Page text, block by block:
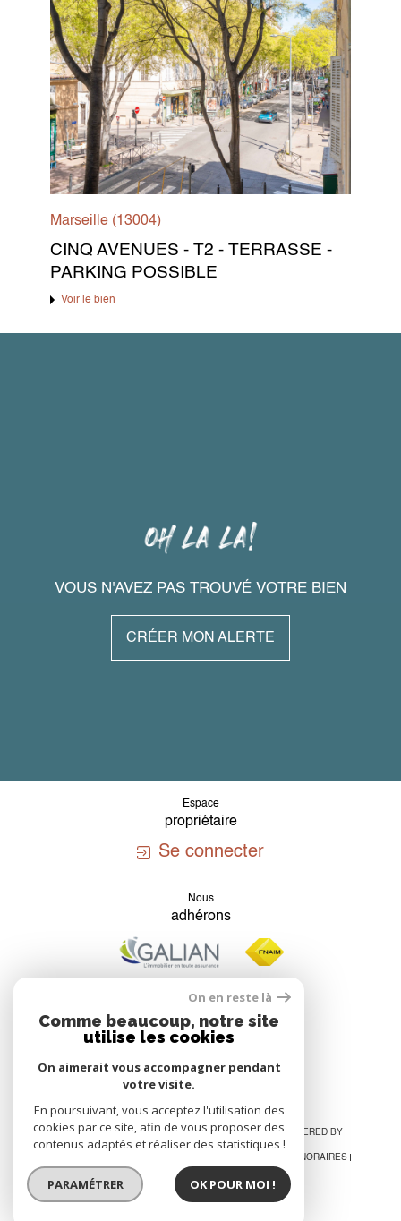
Marseille (13004)
CINQ AVENUES - T2 - TERRASSE -
PARKING POSSIBLE
Voir le bien
VOUS N'AVEZ PAS TROUVÉ VOTRE BIEN
CRÉER MON ALERTE
Espace
propriétaire
Se connecter
Nous
adhérons
© 2026 | TOUS DROITS RÉSERVÉS | TRADUCTION POWERED BY
GOOGLE |
NOS HONORAIRES
NOS LIENS
POLITIQUE RGPD COOKIES
On en reste là
Comme beaucoup, notre site
utilise les cookies
On aimerait vous accompagner pendant
votre visite.
En poursuivant, vous acceptez l'utilisation des
cookies par ce site, afin de vous proposer des
contenus adaptés et réaliser des statistiques !
PARAMÉTRER OK POUR MOI !